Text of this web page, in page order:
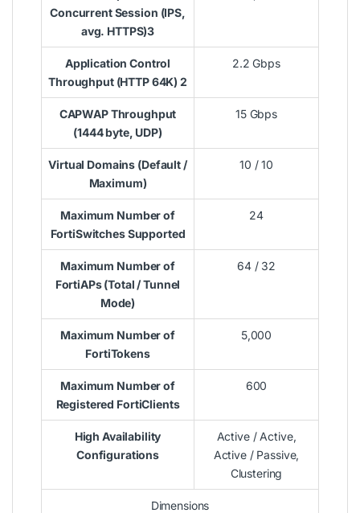
Concurrent Session (IPS,
avg. HTTPS)3
Application Control
Throughput (HTTP 64K) 2
2.2 Gbps
CAPWAP Throughput
(1444 byte, UDP)
15 Gbps
Virtual Domains (Default /
Maximum)
10 / 10
Maximum Number of
FortiSwitches Supported
24
Maximum Number of
FortiAPs (Total / Tunnel
Mode)
64 / 32
Maximum Number of
FortiTokens
5,000
Maximum Number of
Registered FortiClients
600
High Availability
Configurations
Active / Active,
Active / Passive,
Clustering
Dimensions